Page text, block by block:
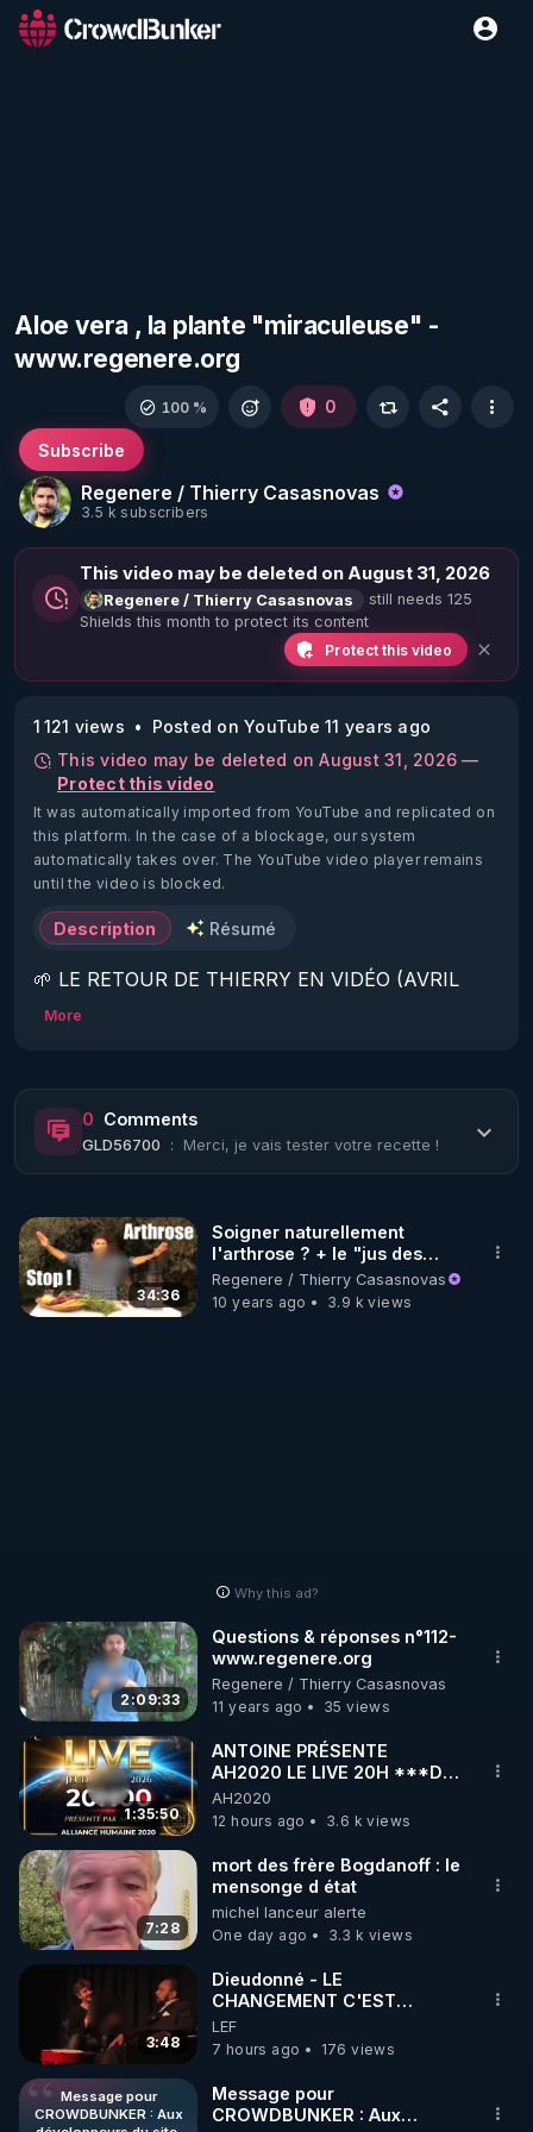
Aloe vera , la plante "miraculeuse" -
www.regenere.org
Regenere / Thierry Casasnovas
3.5 k subscribers
Subscribe
100 % 0
This video may be deleted on August 31, 2026
Regenere / Thierry Casasnovas
still needs 125
Shields this month to protect its content
Protect this video
1 121 views
Posted on YouTube 11 years ago
This video may be deleted on August 31, 2026 —
Protect this video
It was automatically imported from YouTube and replicated on
this platform. In the case of a blockage, our system
automatically takes over. The YouTube video player remains
until the video is blocked.
Description Résumé
🌱 LE RETOUR DE THIERRY EN VIDÉO (AVRIL
2022)!
https://www.rgnr.fr/presentation.html
🌱 LE MAGAZINE RÉGÉNÈRE
🌱 LA BOUTIQUE DU MAGAZINE
Pour obtenir les anciens numéros que vous avez
🌱 INSTAGRAM
https://www.instagram.com/rdlr_thierrycasasnovas/
http://rgnr.li/instagram
🌱 LA NEWSLETTER
Pour ne pas rater l’actualité RGNR (stages,
http://rgnr.li/news
🌱 VIDÉOS NON CENSURÉES SUR ODYSEE
Toutes les vidéos Youtube sont aussi sur la
http://rgnr.li/odysee
🌱 LES STAGES EN PRÉSENTIEL
More
0 Comments
GLD56700 : Merci, je vais tester votre recette !
34:36
Soigner naturellement
l'arthrose ? + le "jus des
cartilages"
Regenere / Thierry Casasnovas
10 years ago
3.9 k views
Why this ad?
2:09:33
Questions & réponses n°112-
www.regenere.org
Regenere / Thierry Casasnovas
11 years ago
35 views
1:35:50
ANTOINE PRÉSENTE
AH2020 LE LIVE 20H ***DU
06/08/2026***
AH2020
12 hours ago
3.6 k views
7:28
mort des frère Bogdanoff : le
mensonge d état
michel lanceur alerte
One day ago
3.3 k views
3:48
Dieudonné - LE
CHANGEMENT C'EST
MAINTENANT
LEF
7 hours ago
176 views
Message pour
CROWDBUNKER : Aux
Message pour
CROWDBUNKER : Aux